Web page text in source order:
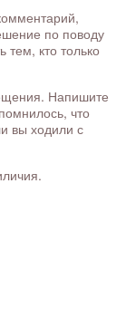
по поводу
тем, кто только
Напишите
что
вы ходили с